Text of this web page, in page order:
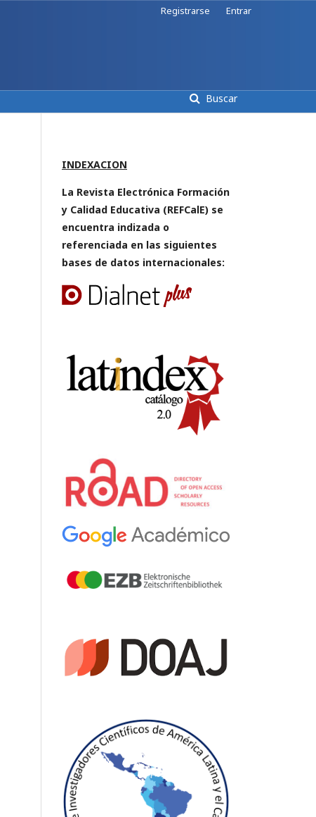
Buscar
Registrarse Entrar
INDEXACION
La Revista Electrónica Formación
y Calidad Educativa (REFCalE) se
encuentra indizada o
referenciada en las siguientes
bases de datos internacionales: